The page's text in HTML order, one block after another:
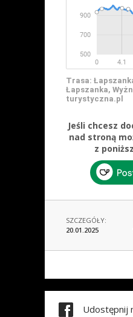
Trasa:
Łapszanka,
turystyczna.pl
Jeśli chcesz
nad stroną
z
SZCZEGÓŁY:
20.01.2025
Udostępnij